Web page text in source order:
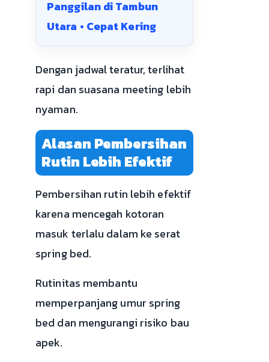
Panggilan di Tambun
Utara • Cepat Kering
Dengan jadwal teratur, terlihat
rapi dan suasana meeting lebih
nyaman.
Alasan Pembersihan
Rutin Lebih Efektif
Pembersihan rutin lebih efektif
karena mencegah kotoran
masuk terlalu dalam ke serat
spring bed.
Rutinitas membantu
memperpanjang umur spring
bed dan mengurangi risiko bau
apek.